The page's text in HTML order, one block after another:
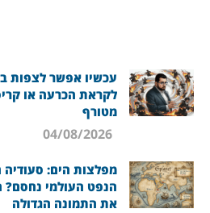
עכשיו אפשר לצפות
לקראת הכרעה או
מטורף
מפלצות הים: סעודיה
הנפט העולמי נחסם?
את התמונה הגדולה